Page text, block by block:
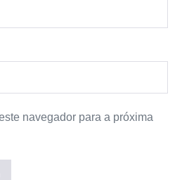
navegador para a próxima